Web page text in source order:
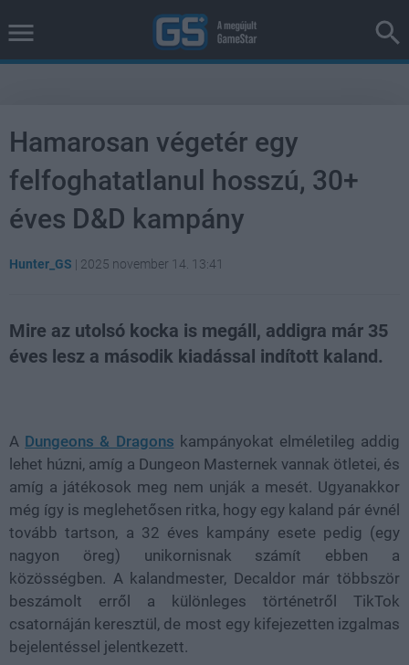
Hamarosan végetér egy
felfoghatatlanul hosszú, 30+
éves D&D kampány
Hunter_GS | 2025 november 14. 13:41
Mire az utolsó kocka is megáll, addigra már 35
éves lesz a második kiadással indított kaland.
A Dungeons & Dragons kampányokat elméletileg addig
lehet húzni, amíg a Dungeon Masternek vannak ötletei, és
amíg a játékosok meg nem unják a mesét. Ugyanakkor
még így is meglehetősen ritka, hogy egy kaland pár évnél
tovább tartson, a 32 éves kampány esete pedig (egy
nagyon öreg) unikornisnak számít ebben a
közösségben. A kalandmester, Decaldor már többször
beszámolt erről a különleges történetről TikTok
csatornáján keresztül, de most egy kifejezetten izgalmas
bejelentéssel jelentkezett.